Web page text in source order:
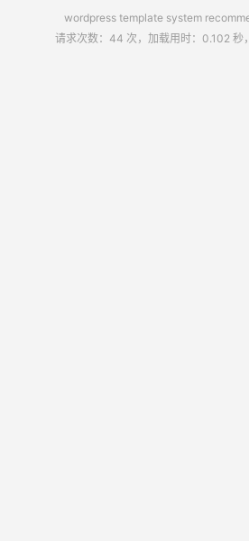
wordpress template system
请求次数：44 次，加载用时：0.102 秒